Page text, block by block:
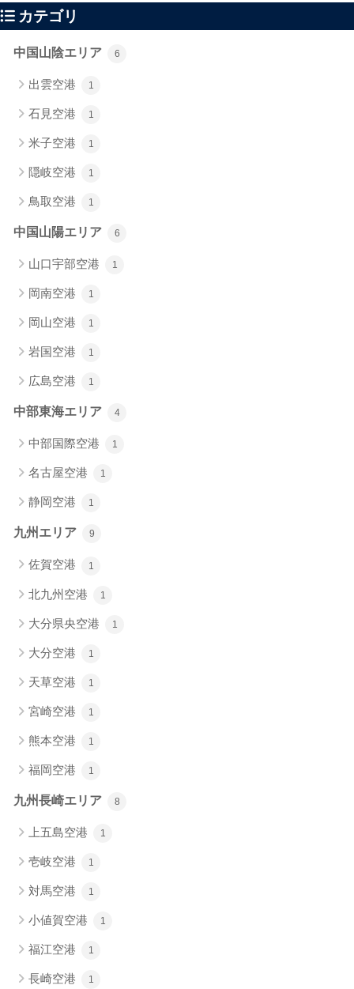
カテゴリ
中国山陰エリア 6
出雲空港 1
石見空港 1
米子空港 1
隠岐空港 1
鳥取空港 1
中国山陽エリア 6
山口宇部空港 1
岡南空港 1
岡山空港 1
岩国空港 1
広島空港 1
中部東海エリア 4
中部国際空港 1
名古屋空港 1
静岡空港 1
九州エリア 9
佐賀空港 1
北九州空港 1
大分県央空港 1
大分空港 1
天草空港 1
宮崎空港 1
熊本空港 1
福岡空港 1
九州長崎エリア 8
上五島空港 1
壱岐空港 1
対馬空港 1
小値賀空港 1
福江空港 1
長崎空港 1